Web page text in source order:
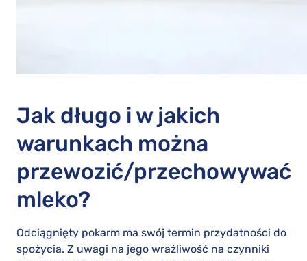
Jak długo i w jakich
warunkach można
przewozić/przechowywać
mleko?
Odciągnięty pokarm ma swój termin przydatności do
spożycia. Z uwagi na jego wrażliwość na czynniki